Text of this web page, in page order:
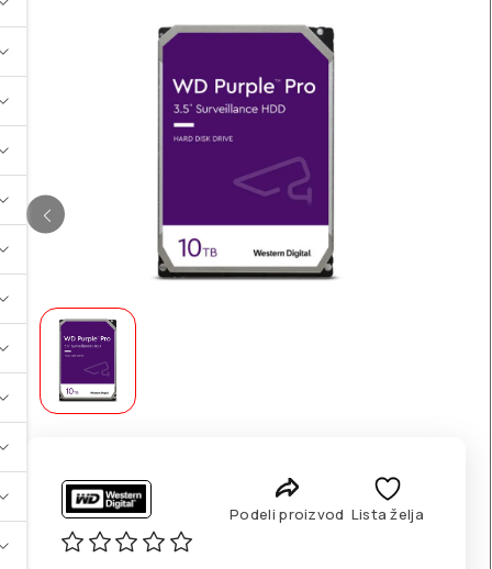
Podeli proizvod Lista želja